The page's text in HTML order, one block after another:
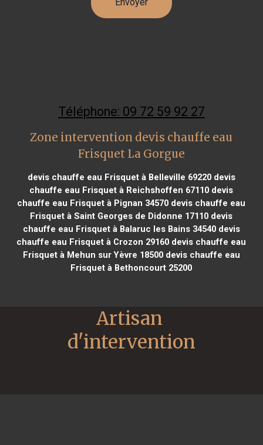
Téléphone: 09 72 59 92 27
Zone intervention devis chauffe eau
Frisquet La Gorgue
devis chauffe eau Frisquet à Belleville 69220devis
chauffe eau Frisquet à Reichshoffen 67110 devis
chauffe eau Frisquet à Pignan 34570 devis chauffe eau
Frisquet à Saint Georges de Didonne 17110 devis
chauffe eau Frisquet à Balaruc les Bains 34540devis
chauffe eau Frisquet à Crozon 29160 devis chauffe eau
Frisquet à Mehun sur Yèvre 18500devis chauffe eau
Frisquet à Bethoncourt 25200
Artisan
d'intervention